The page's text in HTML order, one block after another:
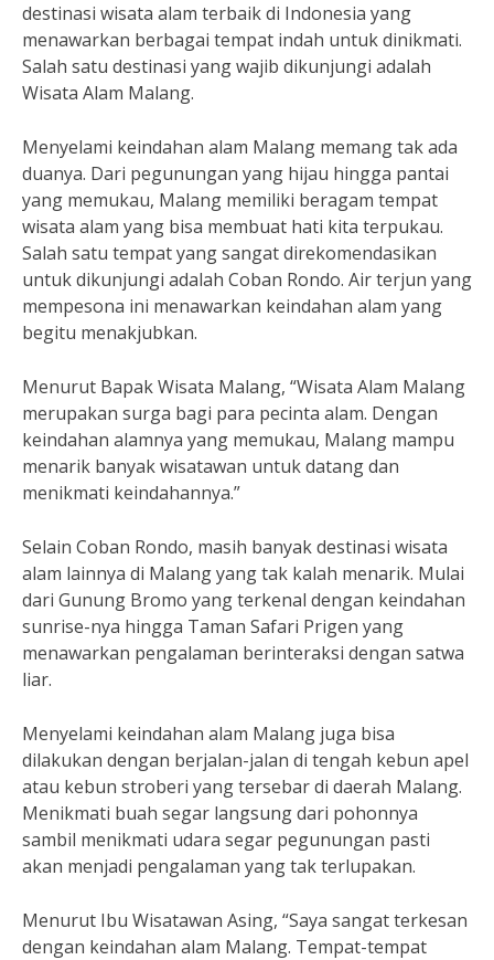
destinasi wisata alam terbaik di Indonesia yang
menawarkan berbagai tempat indah untuk dinikmati.
Salah satu destinasi yang wajib dikunjungi adalah
Wisata Alam Malang.
Menyelami keindahan alam Malang memang tak ada
duanya. Dari pegunungan yang hijau hingga pantai
yang memukau, Malang memiliki beragam tempat
wisata alam yang bisa membuat hati kita terpukau.
Salah satu tempat yang sangat direkomendasikan
untuk dikunjungi adalah Coban Rondo. Air terjun yang
mempesona ini menawarkan keindahan alam yang
begitu menakjubkan.
Menurut Bapak Wisata Malang, “Wisata Alam Malang
merupakan surga bagi para pecinta alam. Dengan
keindahan alamnya yang memukau, Malang mampu
menarik banyak wisatawan untuk datang dan
menikmati keindahannya.”
Selain Coban Rondo, masih banyak destinasi wisata
alam lainnya di Malang yang tak kalah menarik. Mulai
dari Gunung Bromo yang terkenal dengan keindahan
sunrise-nya hingga Taman Safari Prigen yang
menawarkan pengalaman berinteraksi dengan satwa
liar.
Menyelami keindahan alam Malang juga bisa
dilakukan dengan berjalan-jalan di tengah kebun apel
atau kebun stroberi yang tersebar di daerah Malang.
Menikmati buah segar langsung dari pohonnya
sambil menikmati udara segar pegunungan pasti
akan menjadi pengalaman yang tak terlupakan.
Menurut Ibu Wisatawan Asing, “Saya sangat terkesan
dengan keindahan alam Malang. Tempat-tempat